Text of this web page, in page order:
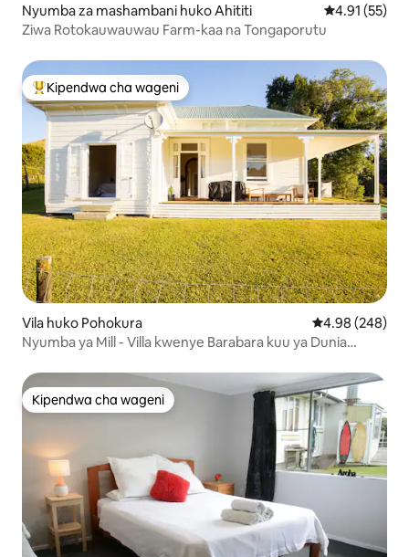
Nyumba za mashambani huko Ahititi Ukadiriaji wa
4.91 (55)
Ziwa Rotokauwauwau Farm-kaa na Tongaporutu
Kipendwa maarufu cha wageni
Kipendwa cha wageni
Vila huko Pohokura Ukadiriaji wa
4.98 (248)
Nyumba ya Mill - Villa kwenye Barabara kuu ya Dunia
Kipendwa cha wageni
Kipendwa cha wageni